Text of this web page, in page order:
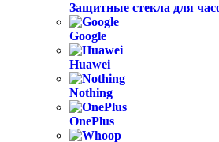
Защитные стекла для
Google
Huawei
Nothing
OnePlus